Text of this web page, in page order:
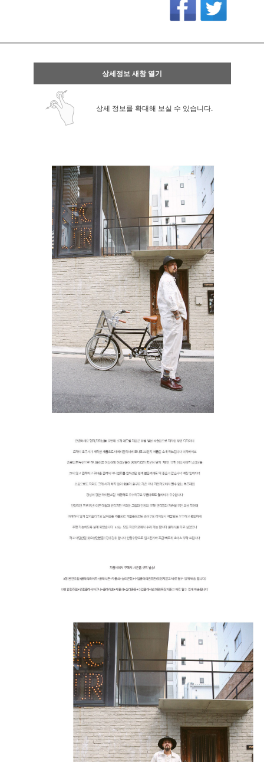
상세정보 새창 열기
상세 정보를 확대해 보실 수 있습니다.